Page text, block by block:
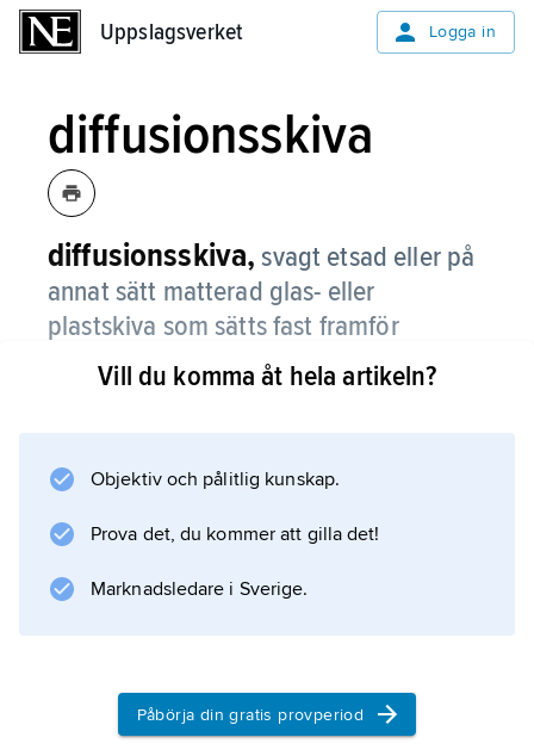
Uppslagsverket Logga in
diffusionsskiva
diffusionsskiva, svagt etsad eller på
annat sätt matterad glas- eller
plastskiva som sätts fast framför
kameraobjektivet.
en mjuktecknad bild. På blixt ger den ett
Vill du komma åt hela artikeln?
Objektiv och pålitlig kunskap.
Prova det, du kommer att gilla det!
Marknadsledare i Sverige.
Påbörja din gratis provperiod